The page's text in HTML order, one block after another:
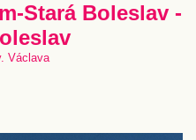
Stará Boleslav -
Václava